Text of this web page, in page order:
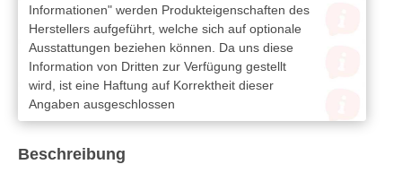
Informationen" werden Produkteigenschaften des
Herstellers aufgeführt, welche sich auf optionale
Ausstattungen beziehen können. Da uns diese
Information von Dritten zur Verfügung gestellt
wird, ist eine Haftung auf Korrektheit dieser
Angaben ausgeschlossen
Beschreibung